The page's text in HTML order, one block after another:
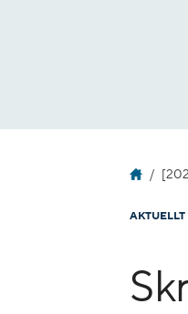
AKTUELLT